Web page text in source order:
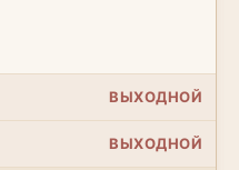
ВЫХОДНОЙ
ВЫХОДНОЙ